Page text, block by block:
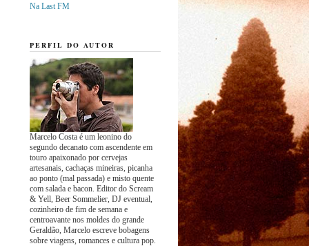
Na Last FM
PERFIL DO AUTOR
Marcelo Costa é um leonino do
segundo decanato com ascendente em
touro apaixonado por cervejas
artesanais, cachaças mineiras, picanha
ao ponto (mal passada) e misto quente
com salada e bacon. Editor do Scream
& Yell, Beer Sommelier, DJ eventual,
cozinheiro de fim de semana e
centroavante nos moldes do grande
Geraldão, Marcelo escreve bobagens
sobre viagens, romances e cultura pop.